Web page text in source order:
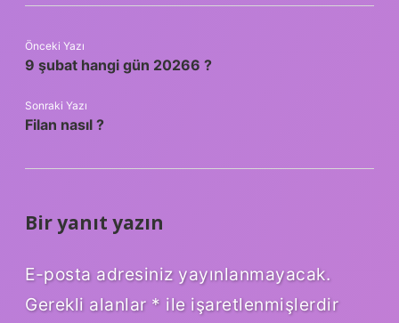
Önceki Yazı
9 şubat hangi gün 20266 ?
Sonraki Yazı
Filan nasıl ?
Bir yanıt yazın
E-posta adresiniz yayınlanmayacak.
Gerekli alanlar * ile işaretlenmişlerdir